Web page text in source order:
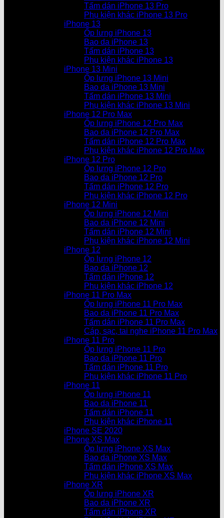
Tấm dán iPhone 13 Pro
Phụ kiện khác iPhone 13 Pro
iPhone 13
Ốp lưng iPhone 13
Bao da iPhone 13
Tấm dán iPhone 13
Phụ kiện khác iPhone 13
iPhone 13 Mini
Ốp lưng iPhone 13 Mini
Bao da iPhone 13 Mini
Tấm dán iPhone 13 Mini
Phụ kiện khác iPhone 13 Mini
iPhone 12 Pro Max
Ốp lưng iPhone 12 Pro Max
Bao da iPhone 12 Pro Max
Tấm dán iPhone 12 Pro Max
Phụ kiện khác iPhone 12 Pro Max
iPhone 12 Pro
Ốp lưng iPhone 12 Pro
Bao da iPhone 12 Pro
Tấm dán iPhone 12 Pro
Phụ kiện khác iPhone 12 Pro
iPhone 12 Mini
Ốp lưng iPhone 12 Mini
Bao da iPhone 12 Mini
Tấm dán iPhone 12 Mini
Phụ kiện khác iPhone 12 Mini
iPhone 12
Ốp lưng iPhone 12
Bao da iPhone 12
Tấm dán iPhone 12
Phụ kiện khác iPhone 12
iPhone 11 Pro Max
Ốp lưng iPhone 11 Pro Max
Bao da iPhone 11 Pro Max
Tấm dán iPhone 11 Pro Max
Cáp, sạc, tai nghe iPhone 11 Pro Max
iPhone 11 Pro
Ốp lưng iPhone 11 Pro
Bao da iPhone 11 Pro
Tấm dán iPhone 11 Pro
Phụ kiện khác iPhone 11 Pro
iPhone 11
Ốp lưng iPhone 11
Bao da iPhone 11
Tấm dán iPhone 11
Phụ kiện khác iPhone 11
iPhone SE 2020
iPhone XS Max
Ốp lưng iPhone XS Max
Bao da iPhone XS Max
Tấm dán iPhone XS Max
Phụ kiện khác iPhone XS Max
iPhone XR
Ốp lưng iPhone XR
Bao da iPhone XR
Tấm dán iPhone XR